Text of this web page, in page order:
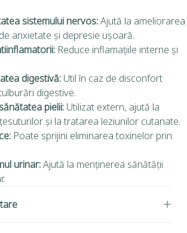
sistemului nervos:Ajută la ameliorarea
anxietate și depresie ușoară.
Reduce inflamațiile interne și
digestivă: Util în caz de disconfort
digestive.
pielii: Utilizat extern, ajută la
și la tratarea leziunilor cutanate.
Poate sprijini eliminarea toxinelor prin
urinar:Ajută la menținerea sănătății